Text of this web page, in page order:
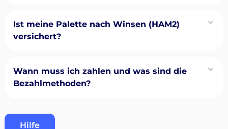
Ist meine Palette nach Winsen (HAM2)
versichert?
Wann muss ich zahlen und was sind die
Bezahlmethoden?
Hilfe